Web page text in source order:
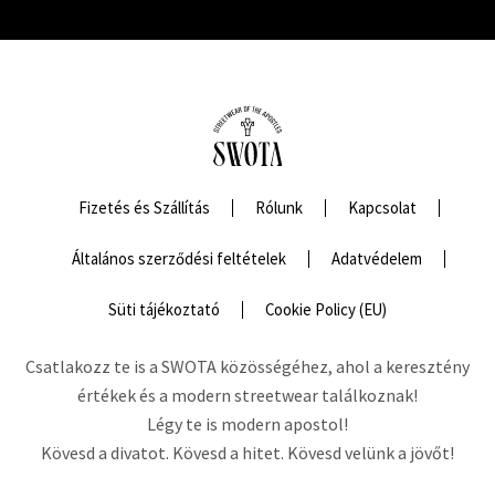
Fizetés és Szállítás Rólunk Kapcsolat
Általános szerződési feltételek Adatvédelem
Süti tájékoztató Cookie Policy (EU)
Csatlakozz te is a SWOTA közösségéhez, ahol a keresztény
értékek és a modern streetwear találkoznak!
Légy te is modern apostol!
Kövesd a divatot. Kövesd a hitet. Kövesd velünk a jövőt!